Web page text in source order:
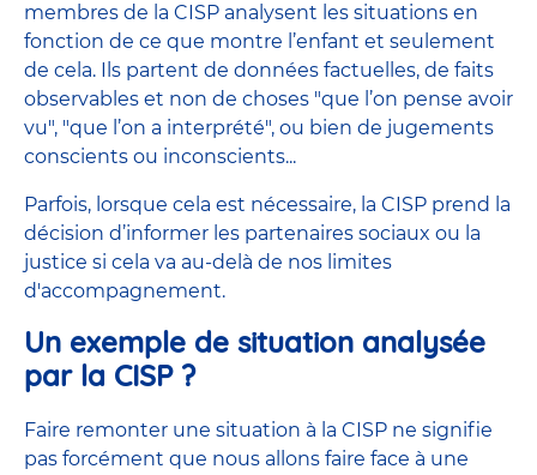
membres de la CISP analysent les situations en
fonction de ce que montre l’enfant et seulement
de cela. Ils partent de données factuelles, de faits
observables et non de choses "que l’on pense avoir
vu", "que l’on a interprété", ou bien de jugements
conscients ou inconscients...
Parfois, lorsque cela est nécessaire, la CISP prend la
décision d’informer les partenaires sociaux ou la
justice si cela va au-delà de nos limites
d'accompagnement.
Un exemple de situation analysée
par la CISP ?
Faire remonter une situation à la CISP ne signifie
pas forcément que nous allons faire face à une